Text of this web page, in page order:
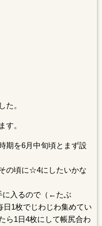
た。
す。
期を6月中旬頃とまず設
の頃に☆4にしたいかな
に入るので（←たぶ
日1枚でじわじわ集めてい
ら1日4枚にして帳尻合わ